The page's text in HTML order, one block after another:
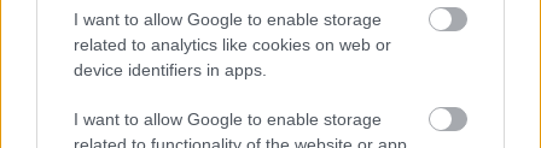
I want to allow Google to enable storage
related to analytics like cookies on web or
device identifiers in apps.
I want to allow Google to enable storage
related to functionality of the website or app.
Országos hírek
A lakosságra is fontos szerep hárul a
szúnyoginvázió elkerülésében